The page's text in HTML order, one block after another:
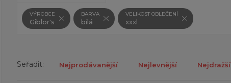
VÝROBCE
Giblor's
BARVA
bílá
VELIKOST OBLEČENÍ
xxxl
Seřadit: Nejprodávanější Nejlevnější Nejdražší